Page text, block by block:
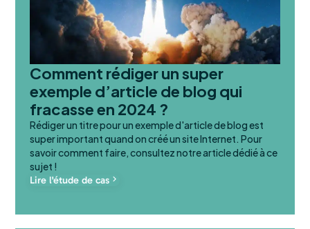
Comment rédiger un super
exemple d’article de blog qui
fracasse en 2024 ?
Rédiger un titre pour un exemple d'article de blog est
super important quand on créé un site Internet. Pour
savoir comment faire, consultez notre article dédié à ce
sujet !
Lire l'étude de cas